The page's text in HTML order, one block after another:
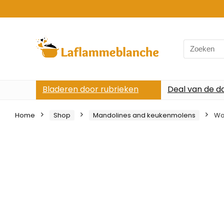
Search
for:
Bladeren door rubrieken Deal van de
Home Shop Mandolines and keukenmolens